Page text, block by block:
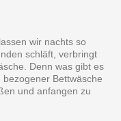
wir nachts so
schläft, verbringt
Denn was gibt es
Bettwäsche
und anfangen zu